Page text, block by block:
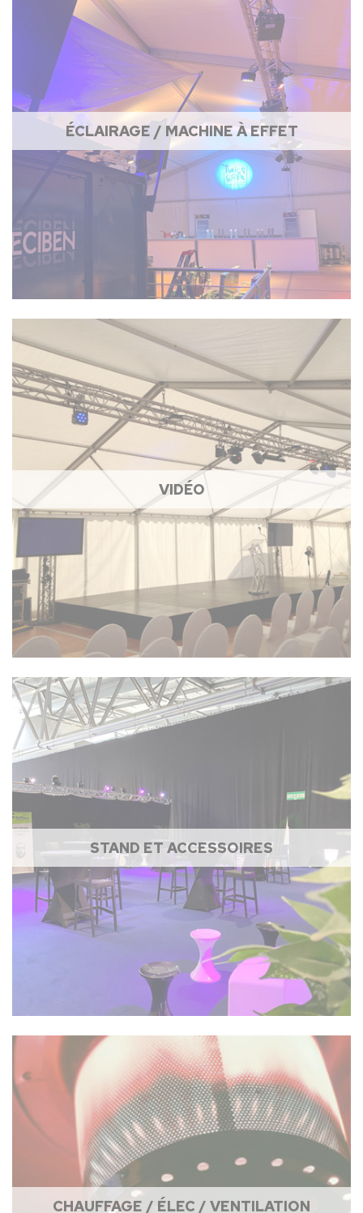
ÉCLAIRAGE / MACHINE À EFFET
VIDÉO
STAND ET ACCESSOIRES
CHAUFFAGE / ÉLEC / VENTILATION